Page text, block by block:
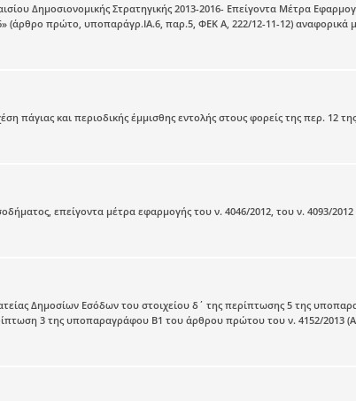
Δημοσιονομικής Στρατηγικής 2013-2016- Επείγοντα Μέτρα
(άρθρο πρώτο, υποπαράγρ.ΙΑ.6, παρ.5, ΦΕΚ Α, 222/12-11-12) αναφορικά
πάγιας και περιοδικής έμμισθης εντολής στους φορείς της περ. 12
επείγοντα μέτρα εφαρμογής του ν. 4046/2012, του ν. 4093/2012
Δημοσίων Εσόδων του στοιχείου δ΄ της περίπτωσης 5 της
3 της υποπαραγράφου Β1 του άρθρου πρώτου του ν. 4152/2013